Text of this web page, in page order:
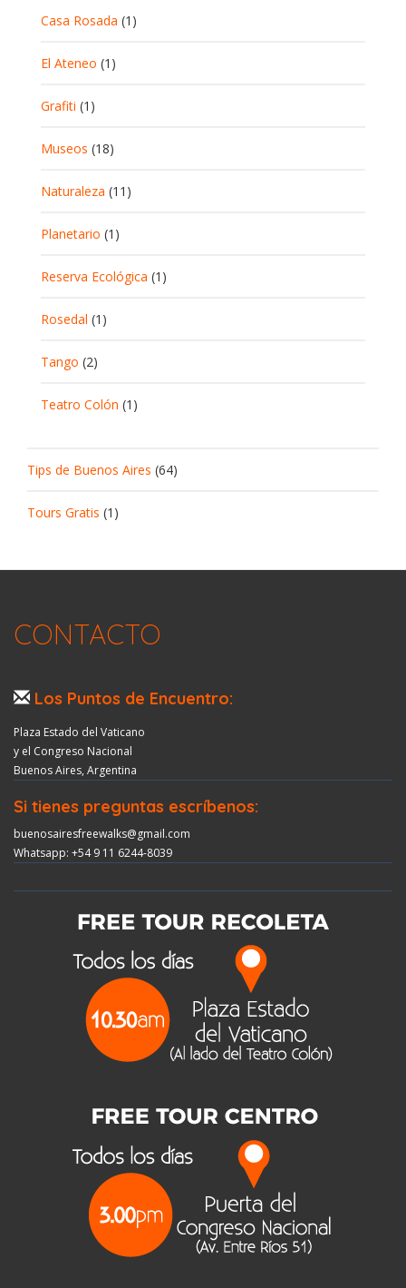
Casa Rosada (1)
El Ateneo (1)
Grafiti (1)
Museos (18)
Naturaleza (11)
Planetario (1)
Reserva Ecológica (1)
Rosedal (1)
Tango (2)
Teatro Colón (1)
Tips de Buenos Aires (64)
Tours Gratis (1)
CONTACTO
Los Puntos de Encuentro:
Plaza Estado del Vaticano
y el Congreso Nacional
Buenos Aires, Argentina
Si tienes preguntas escríbenos:
buenosairesfreewalks@gmail.com
Whatsapp: +54 9 11 6244-8039